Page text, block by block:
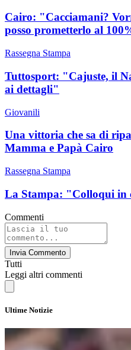
Cairo: "Cacciamani?
posso prometterlo al
Rassegna Stampa
Tuttosport: "Cajuste, il
ai dettagli"
Giovanili
Una vittoria che sa di
Mamma e Papà Cairo
Rassegna Stampa
La Stampa: "Colloqui in
Commenti
Invia Commento
Tutti
Leggi altri commenti
Ultime Notizie